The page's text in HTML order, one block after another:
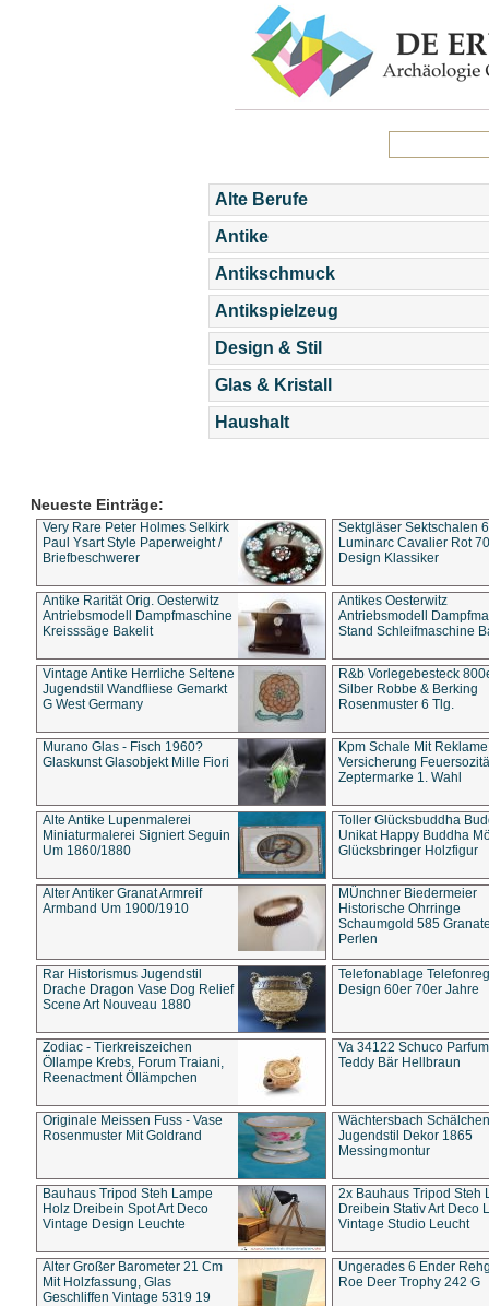
Alte Berufe
Antike
Antikschmuck
Antikspielzeug
Design & Stil
Glas & Kristall
Haushalt
Neueste Einträge:
Very Rare Peter Holmes Selkirk
Paul Ysart Style Paperweight /
Briefbeschwerer
Sektgläser Sektschalen
Luminarc Cavalier Rot
Design Klassiker
Antike Rarität Orig. Oesterwitz
Antriebsmodell Dampfmaschine
Kreisssäge Bakelit
Antikes Oesterwitz
Antriebsmodell
Stand Schleifmaschine
Vintage Antike Herrliche Seltene
Jugendstil Wandfliese Gemarkt
G West Germany
R&b Vorlegebesteck
Silber Robbe & Berking
Rosenmuster 6 Tlg.
Murano Glas - Fisch 1960?
Glaskunst Glasobjekt Mille Fiori
Kpm Schale Mit Reklame
Versicherung
Zeptermarke 1. Wahl
Alte Antike Lupenmalerei
Miniaturmalerei Signiert Seguin
Um 1860/1880
Toller Glücksbuddha
Unikat Happy Buddha
Glücksbringer Holzfigur
Alter Antiker Granat Armreif
Armband Um 1900/1910
MÜnchner Biedermeier
Historische Ohrringe
Schaumgold 585
Perlen
Rar Historismus Jugendstil
Drache Dragon Vase Dog Relief
Scene Art Nouveau 1880
Telefonablage
Design 60er 70er Jahre
Zodiac - Tierkreiszeichen
Öllampe Krebs, Forum Traiani,
Reenactment Öllämpchen
Va 34122 Schuco
Teddy Bär Hellbraun
Originale Meissen Fuss - Vase
Rosenmuster Mit Goldrand
Wächtersbach Schälchen
Jugendstil Dekor 1865
Messingmontur
Bauhaus Tripod Steh Lampe
Holz Dreibein Spot Art Deco
Vintage Design Leuchte
2x Bauhaus Tripod Steh
Dreibein Stativ Art Deco
Vintage Studio Leucht
Alter Großer Barometer 21 Cm
Mit Holzfassung, Glas
Geschliffen Vintage 5319 19
Ungerades 6 Ender
Roe Deer Trophy 242 G